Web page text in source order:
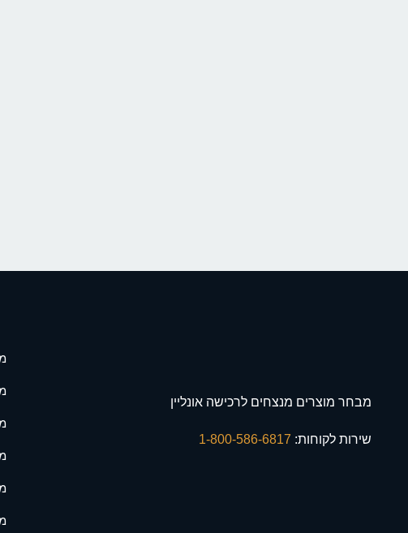
מבחר מוצרים מנצחים לרכישה אונליין
שירות לקוחות: